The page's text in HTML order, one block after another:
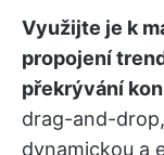
Využijte je k
propojení
překrývání
drag-and-
dynamickou a